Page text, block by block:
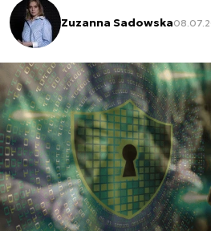
Zuzanna Sadowska